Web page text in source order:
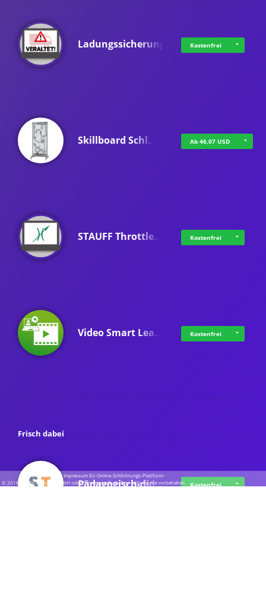
Ladungssicherung Kostenfrei
Skillboard Schl… Ab 46,07 USD
STAUFF Throttle… Kostenfrei
Video Smart Lea… Kostenfrei
Frisch dabei
Pädagogisch-did… Kostenfrei
· · ·Datenschutz ·Impressum EU-Online-Schlichtungs-Plattform·
© 2016 - 2026 SupraTix GmbH oder Partnergesellschaften - Alle Rechte vorbehalten.